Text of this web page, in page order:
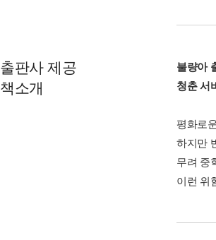
출판사 제공
책소개
불량아
청춘 서
평화로
하지만
무려 중
이런 위